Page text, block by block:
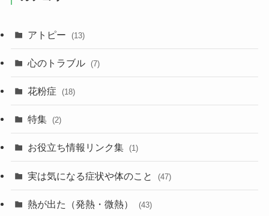
アトピー (13)
心のトラブル (7)
花粉症 (18)
特集 (2)
お役立ち情報リンク集 (1)
実は気になる症状や体のこと (47)
熱が出た（発熱・微熱） (43)